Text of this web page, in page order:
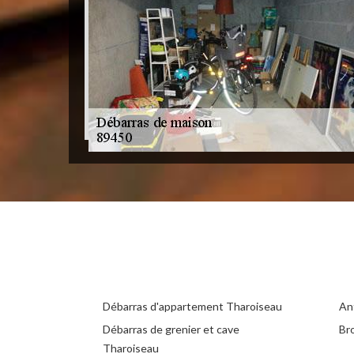
Débarras d'appartement Tharoiseau
Débarras de grenier et cave
Tharoiseau